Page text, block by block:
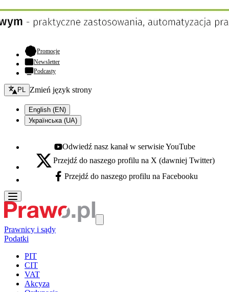
Promocje- otwiera się w nowej karcie
Newsletter
Podcasty
Zmień język - bieżący:
PL Zmień język strony
English (EN)
Українська (UA)
Youtube - otwiera się w nowej karcie
Odwiedź nasz kanał w serwisie YouTube
X - otwiera się w nowej karcie
Przejdź do naszego profilu na X (dawniej Twitter)
Facebook - otwiera się w nowej karcie
Przejdź do naszego profilu na Facebooku
Prawnicy i sądy
Podatki
PIT
CIT
VAT
Akcyza